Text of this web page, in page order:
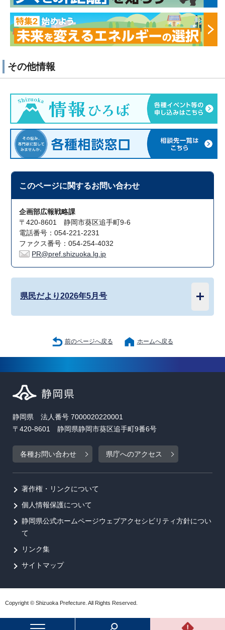
その他情報
このページに関するお問い合わせ
企画部広報戦略課
〒420-8601 静岡市葵区追手町9-6
電話番号：054-221-2231
ファクス番号：054-254-4032
PR@pref.shizuoka.lg.jp
県民だより2026年5月号
前のページへ戻る ホームへ戻る
静岡県 法人番号 7000020220001
〒420-8601 静岡県静岡市葵区追手町9番6号
各種お問い合わせ 県庁へのアクセス
著作権・リンクについて
個人情報保護について
静岡県公式ホームページウェブアクセシビリティ方針につい
て
リンク集
サイトマップ
Copyright © Shizuoka Prefecture. All Rights Reserved.